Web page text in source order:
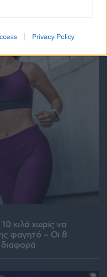
Privacy Policy
κιλά χωρίς να
φαγητό – Οι 8